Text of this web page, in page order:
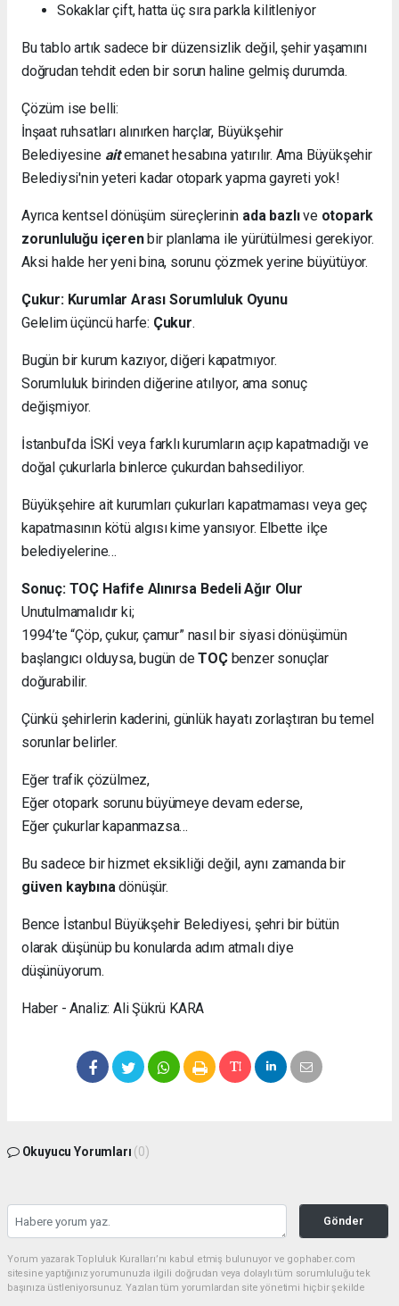
Sokaklar çift, hatta üç sıra parkla kilitleniyor
Bu tablo artık sadece bir düzensizlik değil, şehir yaşamını
doğrudan tehdit eden bir sorun haline gelmiş durumda.
Çözüm ise belli:
İnşaat ruhsatları alınırken harçlar, Büyükşehir
Belediyesine aitemanet hesabına yatırılır. Ama Büyükşehir
Belediysi'nin yeteri kadar otopark yapma gayreti yok!
Ayrıca kentsel dönüşüm süreçlerinin ada bazlıve otopark
zorunluluğu içerenbir planlama ile yürütülmesi gerekiyor.
Aksi halde her yeni bina, sorunu çözmek yerine büyütüyor.
Çukur: Kurumlar Arası Sorumluluk Oyunu
Gelelim üçüncü harfe: Çukur.
Bugün bir kurum kazıyor, diğeri kapatmıyor.
Sorumluluk birinden diğerine atılıyor, ama sonuç
değişmiyor.
İstanbul’da İSKİ veya farklı kurumların açıp kapatmadığı ve
doğal çukurlarla binlerce çukurdan bahsediliyor.
Büyükşehire ait kurumları çukurları kapatmaması veya geç
kapatmasının kötü algısı kime yansıyor. Elbette ilçe
belediyelerine…
Sonuç: TOÇ Hafife Alınırsa Bedeli Ağır Olur
Unutulmamalıdır ki;
1994’te “Çöp, çukur, çamur” nasıl bir siyasi dönüşümün
başlangıcı olduysa, bugün deTOÇbenzer sonuçlar
doğurabilir.
Çünkü şehirlerin kaderini, günlük hayatı zorlaştıran bu temel
sorunlar belirler.
Eğer trafik çözülmez,
Eğer otopark sorunu büyümeye devam ederse,
Eğer çukurlar kapanmazsa…
Bu sadece bir hizmet eksikliği değil, aynı zamanda bir
güven kaybına dönüşür.
Bence İstanbul Büyükşehir Belediyesi, şehri bir bütün
olarak düşünüp bu konularda adım atmalı diye
düşünüyorum.
Haber - Analiz: Ali Şükrü KARA
Okuyucu Yorumları (0)
Gönder
Yorum yazarak Topluluk Kuralları’nı kabul etmiş bulunuyor ve gophaber.com
sitesine yaptığınız yorumunuzla ilgili doğrudan veya dolaylı tüm sorumluluğu tek
başınıza üstleniyorsunuz. Yazılan tüm yorumlardan site yönetimi hiçbir şekilde